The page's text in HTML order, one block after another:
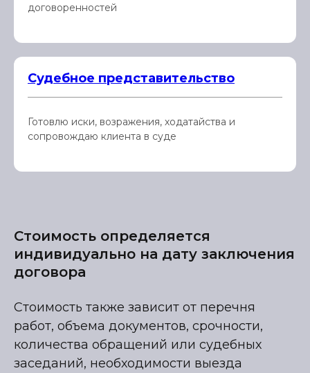
договоренностей
Судебное представительство
Готовлю иски, возражения, ходатайства и
сопровождаю клиента в суде
Стоимость определяется
индивидуально на дату заключения
договора
Стоимость также зависит от перечня
работ, объема документов, срочности,
количества обращений или судебных
заседаний, необходимости выезда